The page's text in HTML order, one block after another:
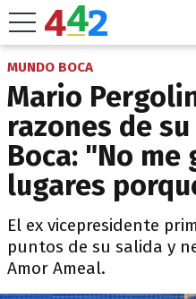
MUNDO BOCA
Mario
razones de
Boca: "No
lugares
El ex vicepresidente
puntos de su salida y
Amor Ameal.